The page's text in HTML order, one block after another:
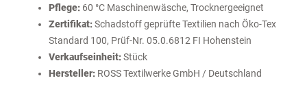
Pflege: 60 °C Maschinenwäsche, Trocknergeeignet
Zertifikat:Schadstoff geprüfte Textilien nach Öko-Tex
Standard 100, Prüf-Nr. 05.0.6812 FI Hohenstein
Verkaufseinheit:Stück
Hersteller: ROSS Textilwerke GmbH / Deutschland